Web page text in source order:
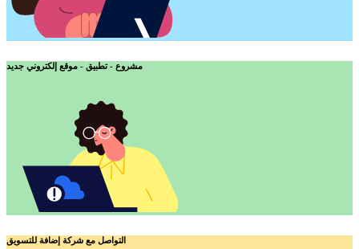
مشروع - تطبيق - موقع إلكتروني جديد
التواصل مع شركة إضافة للتسويق